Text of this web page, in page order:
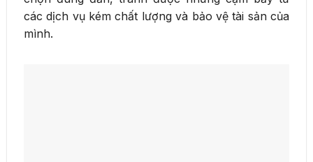
các dịch vụ kém chất lượng và bảo vệ tài sản của
mình.